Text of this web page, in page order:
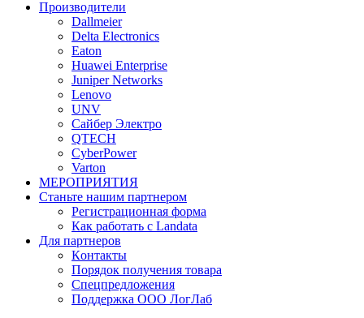
Производители
Dallmeier
Delta Electronics
Eaton
Huawei Enterprise
Juniper Networks
Lenovo
UNV
Сайбер Электро
QTECH
CyberPower
Varton
МЕРОПРИЯТИЯ
Станьте нашим партнером
Регистрационная форма
Как работать с Landata
Для партнеров
Кoнтaкты
Порядок получения товара
Спецпредложения
Поддержка ООО ЛогЛаб